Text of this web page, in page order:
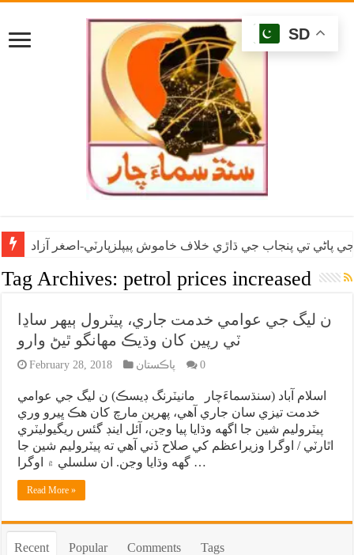
پاڻي تي پنجاب جي ڌاڙي خلاف خاموش پيپلزپارٽي-اصغر آزاد
Tag Archives:petrol prices increased
ن ليگ جي عوامي خدمت جاري، پيٽرول ٻيهر ساڍا
ٽي رپين کان وڌيڪ مهانگو ٿيڻ وارو
February 28, 2018 پاڪستان 0
اسلام آباد (سنڌسماءَچار مانيٽرنگ ڊيسڪ) ن ليگ جي عوامي
خدمت تيزي سان جاري آهي، پهرين مارچ کان هڪ ڀيرو وري
پيٽروليم شين جا اگهه وڌايا پيا وڃن، آئل اينڊ گئس ريگيوليٽري
اٿارٽي / اوگرا وزيراعظم کي صلاح ڏني آهي ته پيٽروليم شين جا
گهه وڌايا وڃن. ان سلسلي ۾ اوگرا …
Read More »
Recent Popular Comments Tags
SD